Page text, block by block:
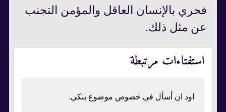
فحري بالإنسان العاقل والمؤمن التجنب
عن مثل ذلك.
استفتاءات مرتبطة
اود ان أسأل في خصوص موضوع بنكي.